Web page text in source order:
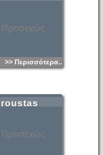
Προσεχώς
>> Περισσότερα...
Προσεχώς